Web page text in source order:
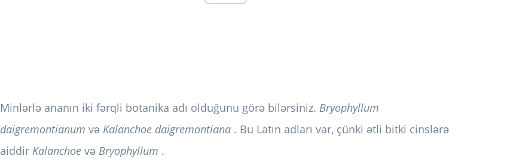
Minlərlə ananın iki fərqli botanika adı olduğunu görə bilərsiniz. Bryophyllum
daigremontianum və Kalanchoe daigremontiana . Bu Latın adları var, çünki ətli bitki cinslərə
aiddir Kalanchoe və Bryophyllum .